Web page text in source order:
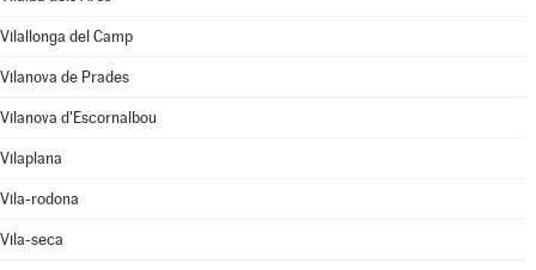
Vilallonga del Camp
Vilanova de Prades
Vilanova d'Escornalbou
Vilaplana
Vila-rodona
Vila-seca